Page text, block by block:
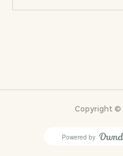
Copyright ©
Powered by